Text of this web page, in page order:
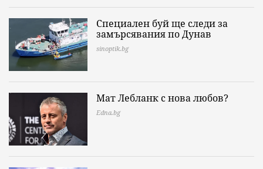
Специален буй ще следи за
замърсявания по Дунав
sinoptik.bg
Мат Лебланк с нова любов?
Edna.bg